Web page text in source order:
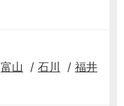
富山 石川 福井